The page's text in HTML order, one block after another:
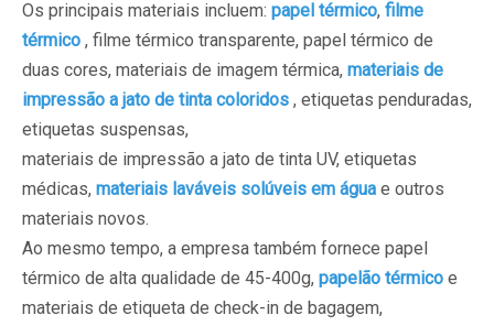
Os principais materiais incluem: papel térmico, filme
térmico , filme térmico transparente, papel térmico de
duas cores, materiais de imagem térmica, materiais de
impressão a jato de tinta coloridos , etiquetas penduradas,
etiquetas suspensas,
materiais de impressão a jato de tinta UV, etiquetas
médicas, materiais laváveis ​​solúveis em água e outros
materiais novos.
Ao mesmo tempo, a empresa também fornece papel
térmico de alta qualidade de 45-400g, papelão térmico e
materiais de etiqueta de check-in de bagagem,